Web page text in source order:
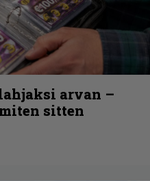
arvan –
sitten